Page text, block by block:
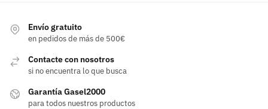
Envío gratuito
en pedidos de más de 500€
Contacte con nosotros
si no encuentra lo que busca
Garantía Gasel2000
para todos nuestros productos